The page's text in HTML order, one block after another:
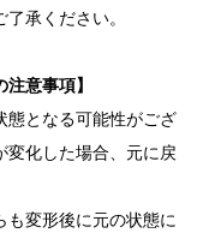
承ください。
意事項】
態となる可能性がござ
変化した場合、元に戻
も変形後に元の状態に